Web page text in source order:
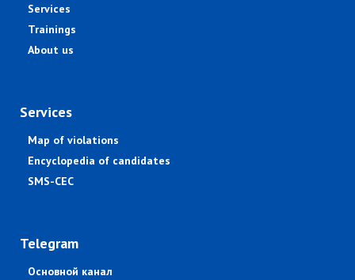
Services
Trainings
About us
Services
Map of violations
Encyclopedia of candidates
SMS-CEC
Telegram
Основной канал